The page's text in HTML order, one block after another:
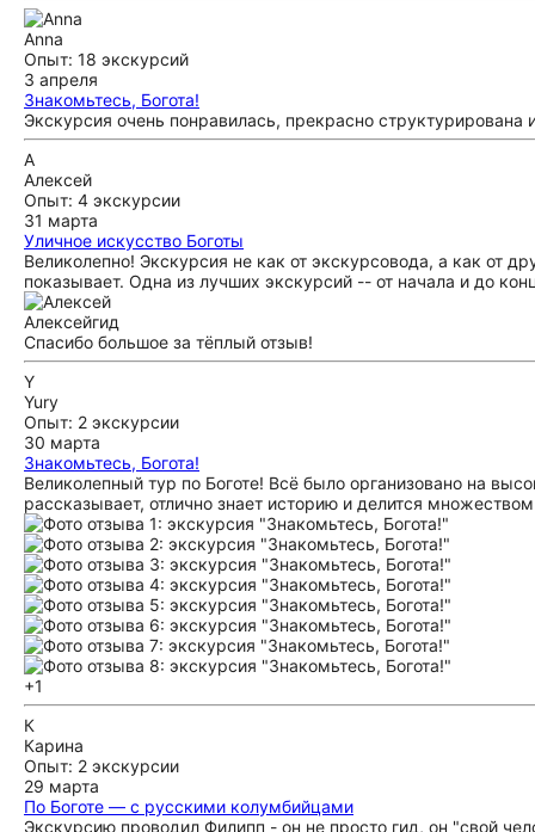
Anna
Опыт: 18 экскурсий
3 апреля
Знакомьтесь, Богота!
Экскурсия очень понравилась, прекрасно структурирована
А
Алексей
Опыт: 4 экскурсии
31 марта
Уличное искусство Боготы
Великолепно! Экскурсия не как от экскурсовода, а как от
показывает. Одна из лучших экскурсий -- от начала и до
Алексейгид
Спасибо большое за тёплый отзыв!
Y
Yury
Опыт: 2 экскурсии
30 марта
Знакомьтесь, Богота!
Великолепный тур по Боготе! Всё было организовано на
рассказывает, отлично знает историю и делится
+1
К
Карина
Опыт: 2 экскурсии
29 марта
По Боготе — с русскими колумбийцами
Экскурсию проводил Филипп - он не просто гид, он "свой